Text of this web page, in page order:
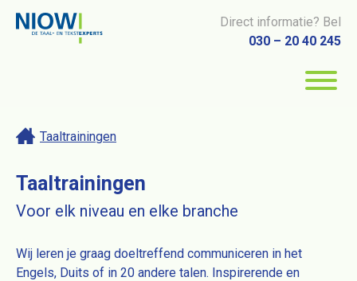
Direct informatie? Bel
030 – 20 40 245
Taaltrainingen
Taaltrainingen
Voor elk niveau en elke branche
Wij leren je graag doeltreffend communiceren in het
Engels, Duits of in 20 andere talen. Inspirerende en